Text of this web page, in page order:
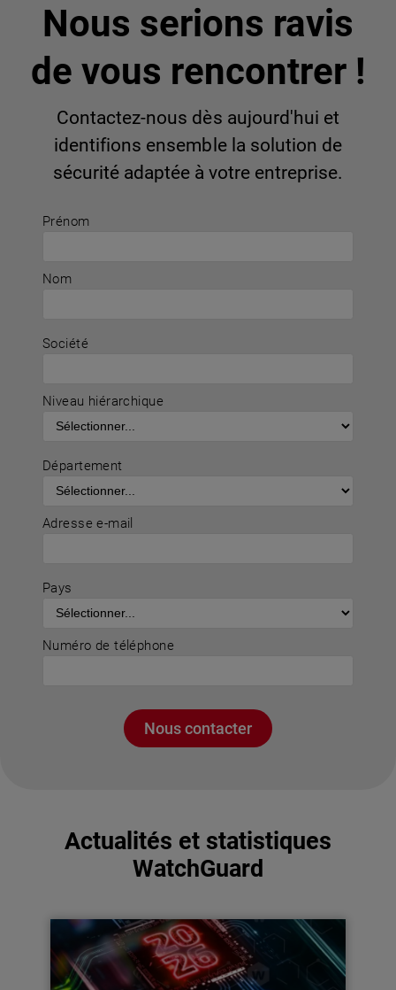
Prénom
Nom
Société
Niveau hiérarchique
Département
Adresse e-mail
Pays
Numéro de téléphone
Nous contacter
Nous serions ravis
de vous rencontrer !
Contactez-nous dès aujourd'hui et
identifions ensemble la solution de
sécurité adaptée à votre entreprise.
Actualités et statistiques
WatchGuard